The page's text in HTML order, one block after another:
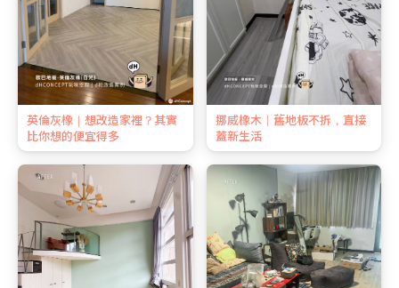
英倫灰橡｜想改造家裡？其實
比你想的便宜得多
挪威橡木｜舊地板不拆，直接
蓋新生活